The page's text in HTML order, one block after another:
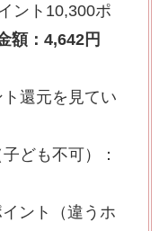
ント10,300ポ
額：4,642円
還元を見てい
ども不可）：
ント（違うホ